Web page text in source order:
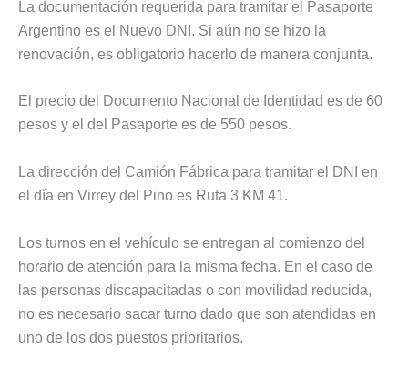
La documentación requerida para tramitar el Pasaporte
Argentino es el Nuevo DNI. Si aún no se hizo la
renovación, es obligatorio hacerlo de manera conjunta.
El precio del Documento Nacional de Identidad es de 60
pesos y el del Pasaporte es de 550 pesos.
La dirección del Camión Fábrica para tramitar el DNI en
el día en Virrey del Pino es Ruta 3 KM 41.
Los turnos en el vehículo se entregan al comienzo del
horario de atención para la misma fecha. En el caso de
las personas discapacitadas o con movilidad reducida,
no es necesario sacar turno dado que son atendidas en
uno de los dos puestos prioritarios.